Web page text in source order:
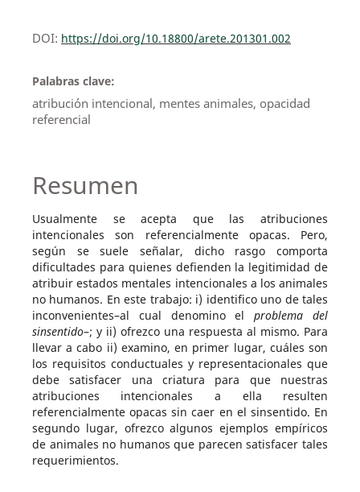
DOI: https://doi.org/10.18800/arete.201301.002
Palabras clave:
atribución intencional, mentes animales, opacidad
referencial
Resumen
Usualmente se acepta que las atribuciones
intencionales son referencialmente opacas. Pero,
según se suele señalar, dicho rasgo comporta
dificultades para quienes defienden la legitimidad de
atribuir estados mentales intencionales a los animales
no humanos. En este trabajo: i) identifico uno de tales
inconvenientes–al cual denomino elproblema del
sinsentido–; y ii) ofrezco una respuesta al mismo. Para
llevar a cabo ii) examino, en primer lugar, cuáles son
los requisitos conductuales y representacionales que
debe satisfacer una criatura para que nuestras
atribuciones intencionales a ella resulten
referencialmente opacas sin caer en el sinsentido. En
segundo lugar, ofrezco algunos ejemplos empíricos
de animales no humanos que parecen satisfacer tales
requerimientos.